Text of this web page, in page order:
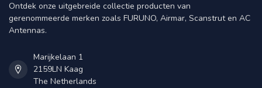
Ontdek onze uitgebreide collectie producten van
gerenommeerde merken zoals FURUNO, Airmar, Scanstrut en AC
Antennas.
Marijkelaan 1
2159LN Kaag
The Netherlands